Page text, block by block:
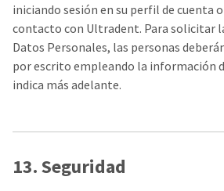
iniciando sesión en su perfil de cuenta
contacto con Ultradent. Para solicitar
Datos Personales, las personas
por escrito empleando la información
indica más adelante.
13. Seguridad